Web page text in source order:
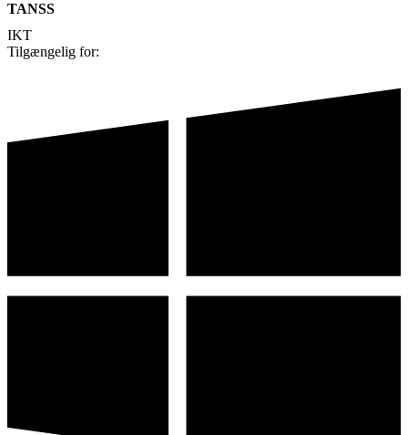
TANSS
IKT
Tilgængelig for: